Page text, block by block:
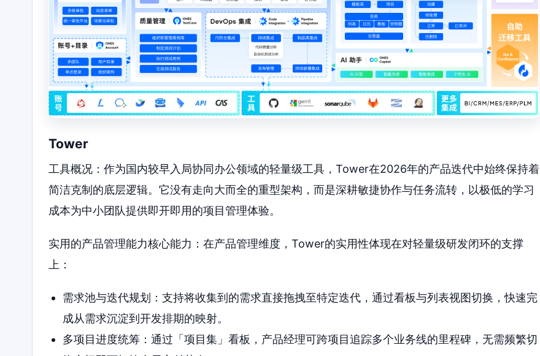
Tower
工具概况：作为国内较早入局协同办公领域的轻量级工具，Tower在2026年的产品迭代中始终保持着
简洁克制的底层逻辑。它没有走向大而全的重型架构，而是深耕敏捷协作与任务流转，以极低的学习
成本为中小团队提供即开即用的项目管理体验。
实用的产品管理能力核心能力：在产品管理维度，Tower的实用性体现在对轻量级研发闭环的支撑
上：
需求池与迭代规划：支持将收集到的需求直接拖拽至特定迭代，通过看板与列表视图切换，快速完
成从需求沉淀到开发排期的映射。
多项目进度统筹：通过「项目集」看板，产品经理可跨项目追踪多个业务线的里程碑，无需频繁切